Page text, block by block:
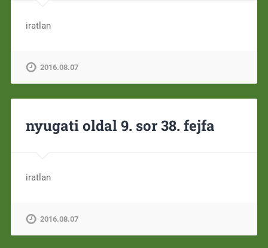
iratlan
2016.08.07
nyugati oldal 9. sor 38. fejfa
iratlan
2016.08.07